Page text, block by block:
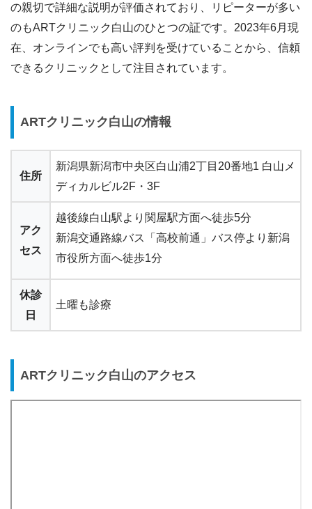
の親切で詳細な説明が評価されており、リピーターが多い
のもARTクリニック白山のひとつの証です。2023年6月現
在、オンラインでも高い評判を受けていることから、信頼
できるクリニックとして注目されています。
ARTクリニック白山の情報
住所
新潟県新潟市中央区白山浦2丁目20番地1 白山メ
ディカルビル2F・3F
アク
セス
越後線白山駅より関屋駅方面へ徒歩5分
新潟交通路線バス「高校前通」バス停より新潟
市役所方面へ徒歩1分
休診
日
土曜も診療
ARTクリニック白山のアクセス